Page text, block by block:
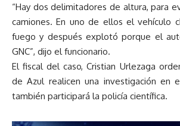
“Hay dos delimitadores de altura, para
camiones. En uno de ellos el vehículo
fuego y después explotó porque el
GNC”, dijo el funcionario.
El fiscal del caso, Cristian Urlezaga
de Azul realicen una investigación en
también participará la policía científica.